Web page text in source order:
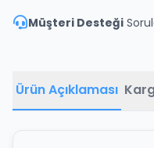
Müşteri Desteği
Ürün Açıklaması